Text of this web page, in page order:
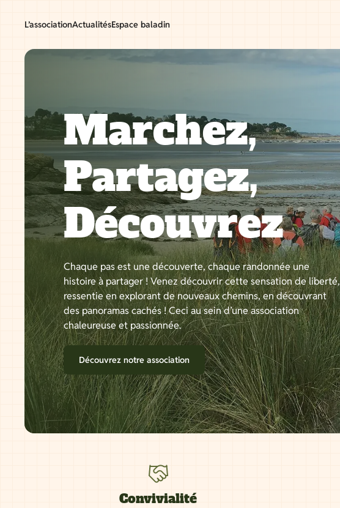
L’associationActualitésEspace baladin
Marchez,
Partagez,
Découvrez
Chaque pas est une découverte, chaque randonnée une
histoire à partager ! Venez découvrir cette sensation de liberté,
ressentie en explorant de nouveaux chemins, en découvrant
des panoramas cachés ! Ceci au sein d’une association
chaleureuse et passionnée.
Découvrez notre association
Convivialité